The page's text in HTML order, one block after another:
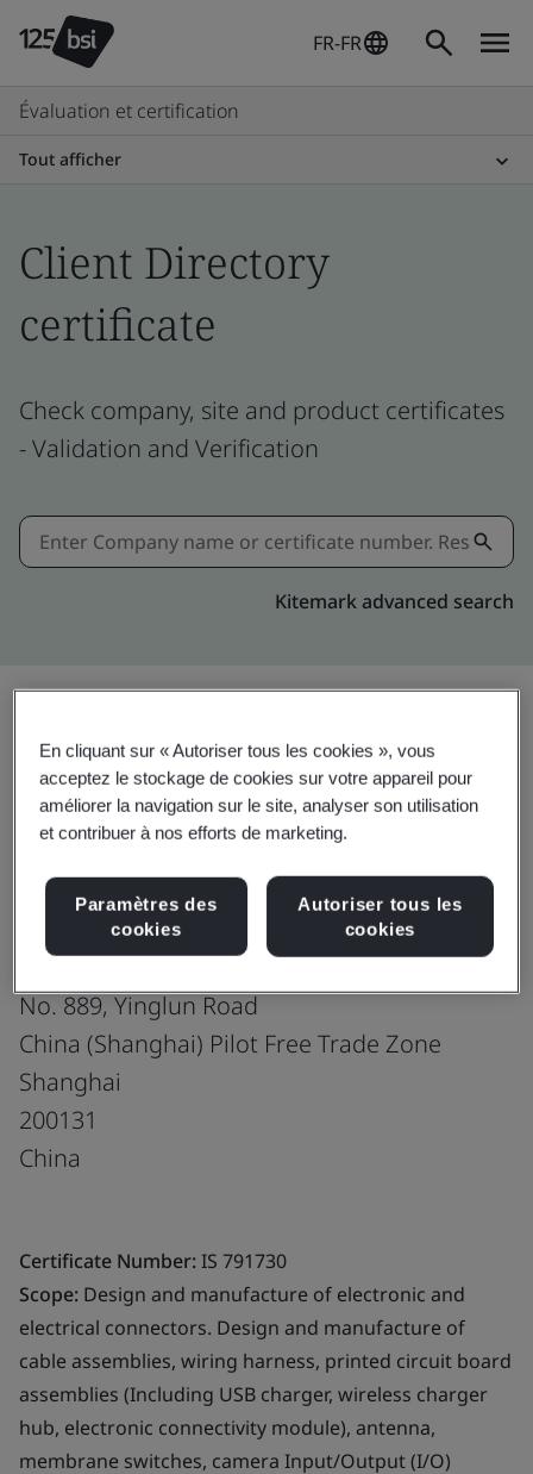
FR-FR
Évaluation et certification
Tout afficher
Client Directory
certificate
Check company, site and product certificates
- Validation and Verification
Kitemark advanced search
Partager: Download
ISO/IEC 27001:2022
Shanghai Molex Interconnect Co., Ltd.
No. 889, Yinglun Road
China (Shanghai) Pilot Free Trade Zone
Shanghai
200131
China
Certificate Number:IS 791730
Scope: Design and manufacture of electronic and
electrical connectors. Design and manufacture of
cable assemblies, wiring harness, printed circuit board
assemblies (Including USB charger, wireless charger
hub, electronic connectivity module), antenna,
membrane switches, camera Input/Output (I/O)
En cliquant sur « Autoriser tous les cookies », vous
acceptez le stockage de cookies sur votre appareil pour
améliorer la navigation sur le site, analyser son utilisation
et contribuer à nos efforts de marketing.
Paramètres des
cookies
Autoriser tous les
cookies